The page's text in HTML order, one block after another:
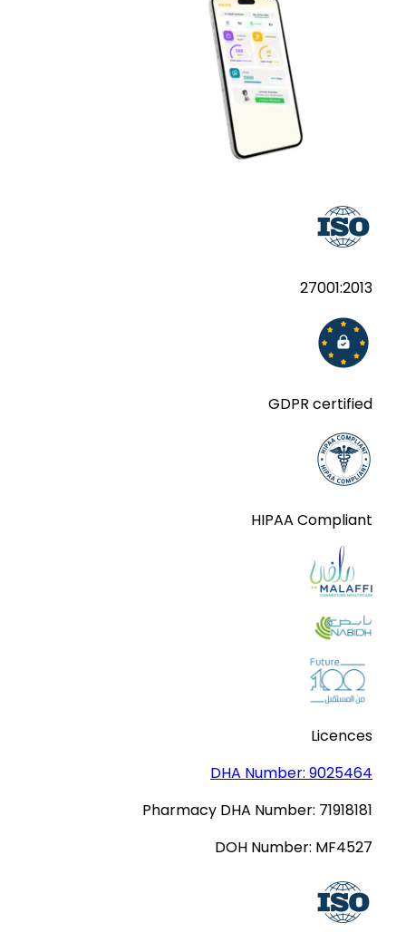
27001:2013
GDPR certified
HIPAA Compliant
Licences
DHA Number: 9025464
Pharmacy DHA Number: 71918181
DOH Number: MF4527